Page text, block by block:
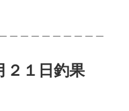
２１日釣果